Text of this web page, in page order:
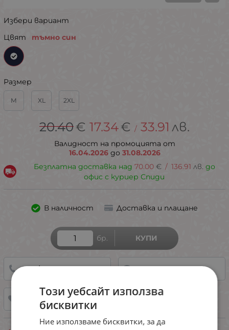
Избери вариант
Цвят
тъмно син
Размер
M XL 2XL
20.40€ 17.34€ / 33.91 лв.
Валидност на промоцията от
16.04.2026 до 31.08.2026
Безплатна доставка над 70.00 € / 136.91 лв. до
офис с куриер Спиди
В наличност Доставка и плащане
бр. КУПИ
0887/ 899 685 НАПРАВИ ЗАПИТВАНЕ
ДОБАВИ В ЛЮБИМИ
Този уебсайт използва
бисквитки
Ние използваме бисквитки, за да